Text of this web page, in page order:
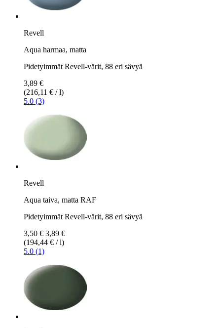
Revell
Aqua harmaa, matta
Pidetyimmät Revell-värit, 88 eri sävyä
3,89 €
(216,11 € / l)
5.0 (3)
Revell
Aqua taiva, matta RAF
Pidetyimmät Revell-värit, 88 eri sävyä
3,50 € 3,89 €
(194,44 € / l)
5.0 (1)